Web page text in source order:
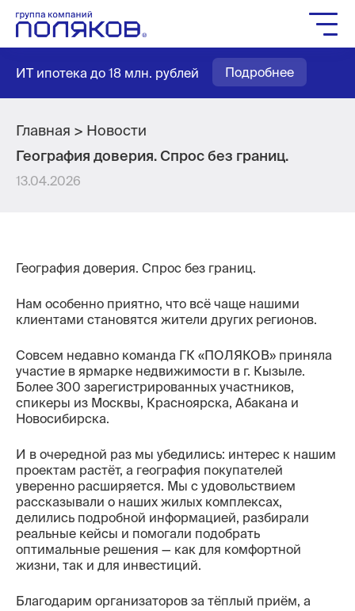
ИТ ипотека до 18 млн. рублей Подробнее
Группа компаний
Жилое строительство
Социальное строительство
Мастер-планирование
Квартиры
Выбор паркинга
Служба заботы
Агентам
Новости
Вакансии
Контакты
Главная
Новости
География доверия. Спрос без границ.
13.04.2026
География доверия. Спрос без границ.
Нам особенно приятно, что всё чаще нашими
клиентами становятся жители других регионов.
Совсем недавно команда ГК «ПОЛЯКОВ» приняла
участие в ярмарке недвижимости в г. Кызыле.
Более 300 зарегистрированных участников,
спикеры из Москвы, Красноярска, Абакана и
Новосибирска.
И в очередной раз мы убедились: интерес к нашим
проектам растёт, а география покупателей
уверенно расширяется. Мы с удовольствием
рассказывали о наших жилых комплексах,
делились подробной информацией, разбирали
реальные кейсы и помогали подобрать
оптимальные решения — как для комфортной
жизни, так и для инвестиций.
Благодарим организаторов за тёплый приём, а